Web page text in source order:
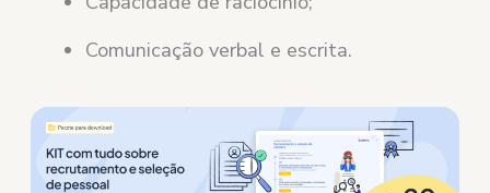
Comunicação verbal e escrita.